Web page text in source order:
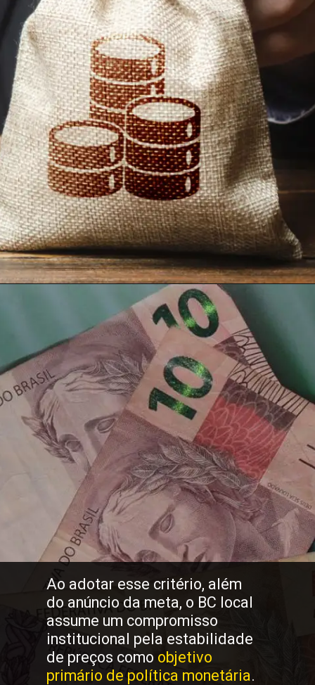
Ao adotar esse critério, além
do anúncio da meta, o BC local
assume um compromisso
institucional pela estabilidade
de preços como objetivo
primário de política monetária.